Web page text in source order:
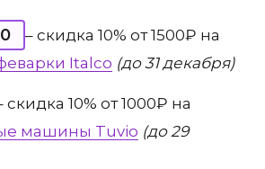
– скидка 10% от 1500₽ на
Italco (до 31 декабря)
скидка 10% от 1000₽ на
машины Tuvio (до 29